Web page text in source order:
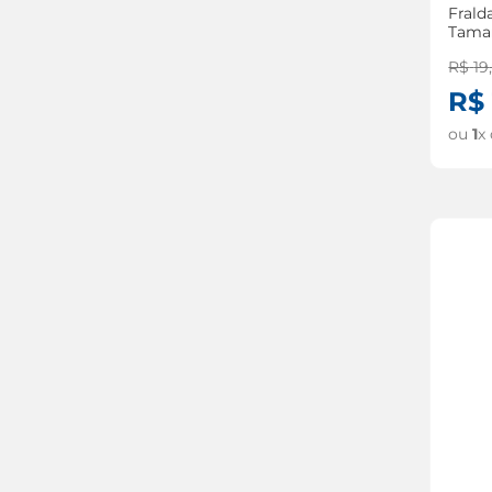
R$ 19,
R$
ou1x